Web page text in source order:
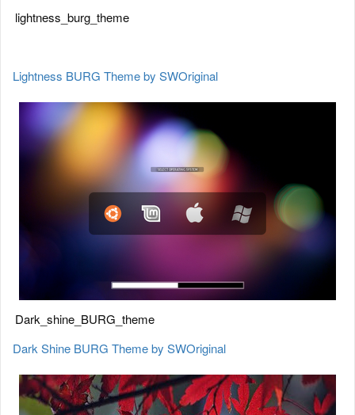
lightness_burg_theme
Lightness BURG Theme by SWOriginal
Dark_shine_BURG_theme
Dark Shine BURG Theme by SWOriginal